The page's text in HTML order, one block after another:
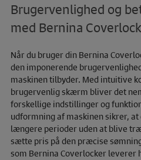
Brugervenlighed og
med Bernina
Når du bruger din Bernina
den imponerende
maskinen tilbyder. Med intuitive
brugervenlig skærm bliver det
forskellige indstillinger og
udformning af maskinen sikrer,
længere perioder uden at blive
sætte pris på den præcise
som Bernina Coverlocker leverer